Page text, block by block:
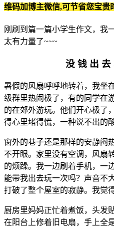
维码加博主微信,可节省您宝贵
刚刷到篇一篇小学生作文，我
太有力量了~~~
没 钱 出 去
暑假的风扇呼呼地转着，我坐
级群里热闹极了，有的同学在
的在郊外游玩。他们开心极了
得心里堵得慌，一种说不出的
窗外的巷子还是那样的安静闷
不开眼。家里没有空调，风扇
的烦躁。我一边刷着手机，一
能带我出去玩一次吗？声音不
打破了整个屋室的寂静。我觉
厨房里妈妈正忙着煮饭，头发
在阳台上修着旧电扇，手上全